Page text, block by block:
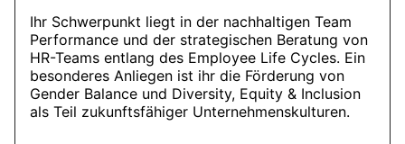
Ihr Schwerpunkt liegt in der nachhaltigen Team
Performance und der strategischen Beratung von
HR-Teams entlang des Employee Life Cycles. Ein
besonderes Anliegen ist ihr die Förderung von
Gender Balance und Diversity, Equity & Inclusion
als Teil zukunftsfähiger Unternehmenskulturen.